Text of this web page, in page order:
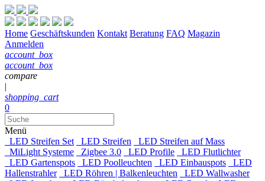
Home Geschäftskunden Kontakt Beratung FAQ Magazin
Anmelden
account_box
account_box
compare
|
shopping_cart
0
Menü
LED Streifen Set
LED Streifen
LED Streifen auf Mass
MiLight Systeme
Zigbee 3.0 LED Profile
LED Flutlichter
LED Gartenspots
LED Poolleuchten LED Einbauspots
LED
Hallenstrahler
LED Röhren | Balkenleuchten
LED Wallwasher